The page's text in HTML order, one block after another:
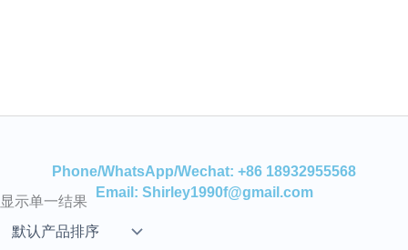
显示单一结果
Phone/WhatsApp/Wechat: +86 18932955568
Email: Shirley1990f@gmail.com